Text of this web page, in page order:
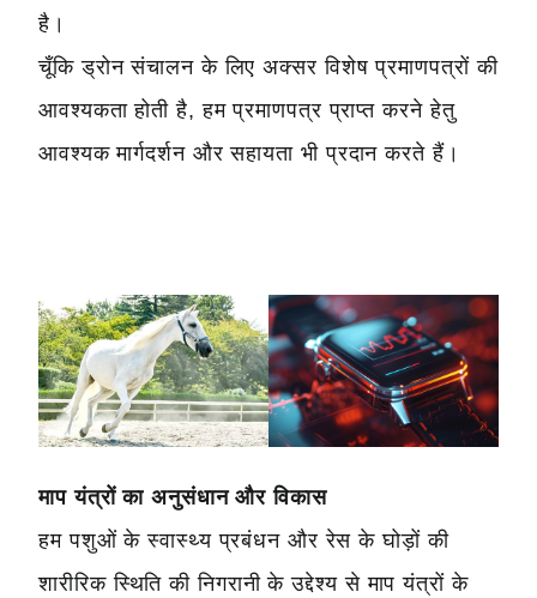
है।
चूँकि ड्रोन संचालन के लिए अक्सर विशेष प्रमाणपत्रों की
आवश्यकता होती है, हम प्रमाणपत्र प्राप्त करने हेतु
आवश्यक मार्गदर्शन और सहायता भी प्रदान करते हैं।
माप यंत्रों का अनुसंधान और विकास
हम पशुओं के स्वास्थ्य प्रबंधन और रेस के घोड़ों की
शारीरिक स्थिति की निगरानी के उद्देश्य से माप यंत्रों के